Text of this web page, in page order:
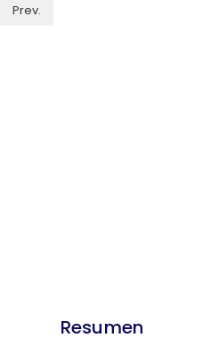
Prev.
Resumen